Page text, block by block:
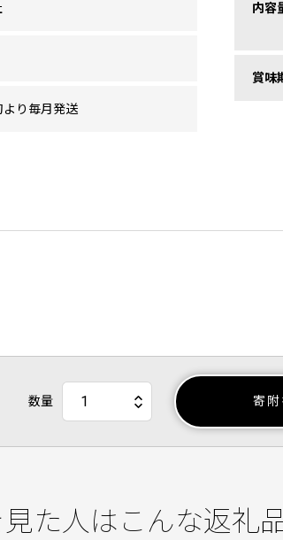
り毎月発送
内容
賞味
数量 寄附
た人はこんな返礼